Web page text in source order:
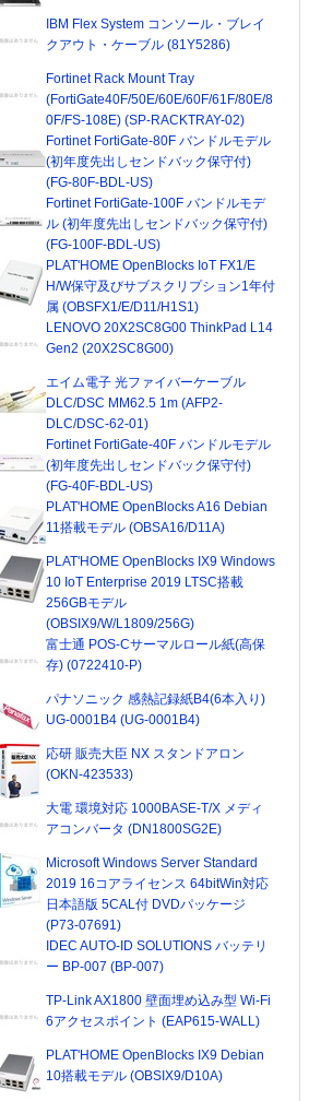
IBM Flex System コンソール・ブレイ
クアウト・ケーブル (81Y5286)
Fortinet Rack Mount Tray
(FortiGate40F/50E/60E/60F/61F/80E/8
0F/FS-108E) (SP-RACKTRAY-02)
Fortinet FortiGate-80F バンドルモデル
(初年度先出しセンドバック保守付)
(FG-80F-BDL-US)
Fortinet FortiGate-100F バンドルモデ
ル (初年度先出しセンドバック保守付)
(FG-100F-BDL-US)
PLAT'HOME OpenBlocks IoT FX1/E
H/W保守及びサブスクリプション1年付
属 (OBSFX1/E/D11/H1S1)
LENOVO 20X2SC8G00 ThinkPad L14
Gen2 (20X2SC8G00)
エイム電子 光ファイバーケーブル
DLC/DSC MM62.5 1m (AFP2-
DLC/DSC-62-01)
Fortinet FortiGate-40F バンドルモデル
(初年度先出しセンドバック保守付)
(FG-40F-BDL-US)
PLAT'HOME OpenBlocks A16 Debian
11搭載モデル (OBSA16/D11A)
PLAT'HOME OpenBlocks IX9 Windows
10 IoT Enterprise 2019 LTSC搭載
256GBモデル
(OBSIX9/W/L1809/256G)
富士通 POS-Cサーマルロール紙(高保
存) (0722410-P)
パナソニック 感熱記録紙B4(6本入り)
UG-0001B4 (UG-0001B4)
応研 販売大臣 NX スタンドアロン
(OKN-423533)
大電 環境対応 1000BASE-T/X メディ
アコンバータ (DN1800SG2E)
Microsoft Windows Server Standard
2019 16コアライセンス 64bitWin対応
日本語版 5CAL付 DVDパッケージ
(P73-07691)
IDEC AUTO-ID SOLUTIONS バッテリ
ー BP-007 (BP-007)
TP-Link AX1800 壁面埋め込み型 Wi-Fi
6アクセスポイント (EAP615-WALL)
PLAT'HOME OpenBlocks IX9 Debian
10搭載モデル (OBSIX9/D10A)